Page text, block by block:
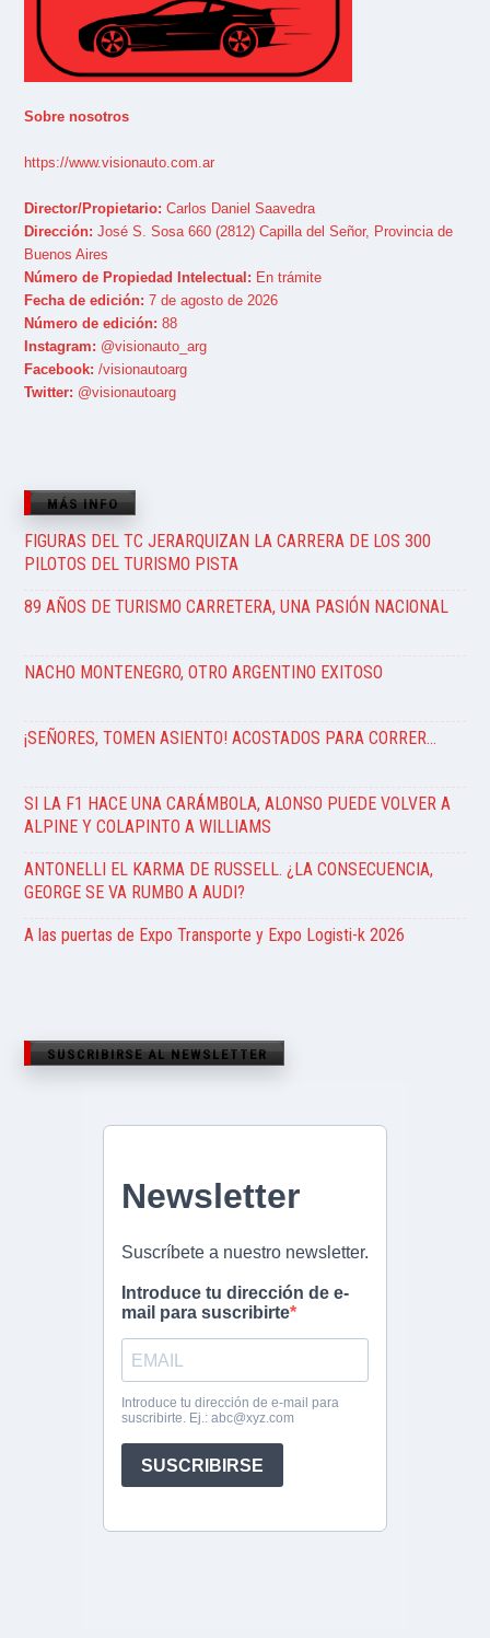
Sobre nosotros
https://www.visionauto.com.ar
Director/Propietario: Carlos Daniel Saavedra
Dirección: José S. Sosa 660 (2812) Capilla del Señor, Provincia de
Buenos Aires
Número de Propiedad Intelectual: En trámite
Fecha de edición: 7 de agosto de 2026
Número de edición: 88
Instagram: @visionauto_arg
Facebook: /visionautoarg
Twitter: @visionautoarg
MÁS INFO
FIGURAS DEL TC JERARQUIZAN LA CARRERA DE LOS 300
PILOTOS DEL TURISMO PISTA
89 AÑOS DE TURISMO CARRETERA, UNA PASIÓN NACIONAL
NACHO MONTENEGRO, OTRO ARGENTINO EXITOSO
¡SEÑORES, TOMEN ASIENTO! ACOSTADOS PARA CORRER…
SI LA F1 HACE UNA CARÁMBOLA, ALONSO PUEDE VOLVER A
ALPINE Y COLAPINTO A WILLIAMS
ANTONELLI EL KARMA DE RUSSELL. ¿LA CONSECUENCIA,
GEORGE SE VA RUMBO A AUDI?
A las puertas de Expo Transporte y Expo Logisti-k 2026
SUSCRIBIRSE AL NEWSLETTER